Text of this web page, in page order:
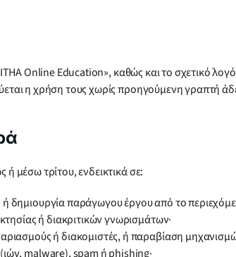
Online Education», καθώς και το σχετικό
η χρήση τους χωρίς προηγούμενη γραπτή
μέσω τρίτου, ενδεικτικά σε:
παράγωγου έργου από το
ή διακριτικών γνωρισμάτων·
ή διακομιστές, ή παραβίαση
malware), spam ή phishing·